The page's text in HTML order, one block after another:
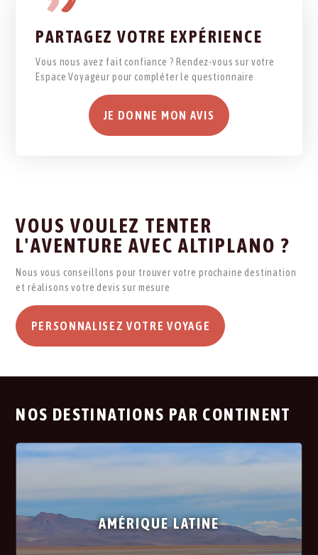
PARTAGEZ VOTRE EXPÉRIENCE
Vous nous avez fait confiance ? Rendez-vous sur votre
Espace Voyageur pour compléter le questionnaire
JE DONNE MON AVIS
VOUS VOULEZ TENTER
L'AVENTURE AVEC ALTIPLANO ?
Nous vous conseillons pour trouver votre prochaine destination
et réalisons votre devis sur mesure
PERSONNALISEZ VOTRE VOYAGE
NOS DESTINATIONS PAR CONTINENT
AMÉRIQUE LATINE